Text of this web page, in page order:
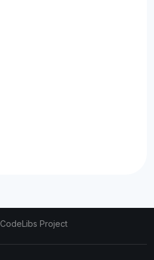
CodeLibs Project